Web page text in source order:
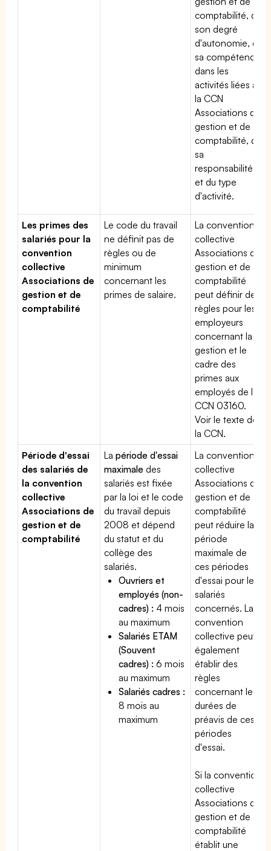
comptabilité, de
son degré
d'autonomie, de
sa compétence
dans les
activités liées à
la CCN
Associations de
gestion et de
comptabilité, de
sa
responsabilité
et du type
d'activité.
Les primes des
salariés pour la
convention
collective
Associations de
gestion et de
comptabilité
Le code du travail
ne définit pas de
règles ou de
minimum
concernant les
primes de salaire.
La convention
collective
Associations de
gestion et de
comptabilité
peut définir des
règles pour les
employeurs
concernant la
gestion et le
cadre des
primes aux
employés de la
CCN 03160.
Voir le texte de
la CCN.
Période d'essai
des salariés de
la convention
collective
Associations de
gestion et de
comptabilité
Lapériode d'essai
maximale des
salariés est fixée
par la loi et le code
du travail depuis
2008 et dépend
du statut et du
collège des
salariés.
Ouvriers et
employés (non-
cadres) : 4 mois
au maximum
Salariés ETAM
(Souvent
cadres) : 6 mois
au maximum
Salariés cadres :
8 mois au
maximum
La convention
collective
Associations de
gestion et de
comptabilité
peut réduire la
période
maximale de
ces périodes
d'essai pour les
salariés
concernés. La
convention
collective peut
également
établir des
règles
concernant les
durées de
préavis de ces
périodes
d'essai.
Si la convention
collective
Associations de
gestion et de
comptabilité
établit une